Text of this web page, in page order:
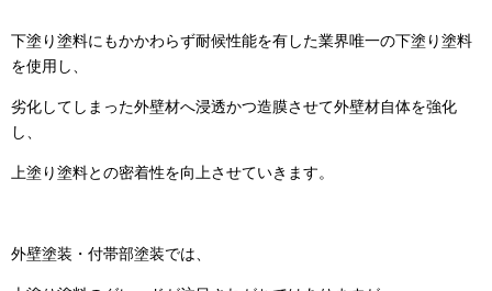
下塗り塗料にもかかわらず耐候性能を有した業界唯一の下塗り塗料
を使用し、
劣化してしまった外壁材へ浸透かつ造膜させて外壁材自体を強化
し、
上塗り塗料との密着性を向上させていきます。
外壁塗装・付帯部塗装では、